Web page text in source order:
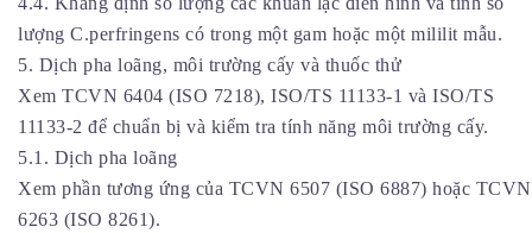
lượng C.perfringens có trong một gam hoặc một mililit mẫu.
5. Dịch pha loãng, môi trường cấy và thuốc thử
Xem TCVN 6404 (ISO 7218), ISO/TS 11133-1 và ISO/TS
11133-2 để chuẩn bị và kiểm tra tính năng môi trường cấy.
5.1. Dịch pha loãng
Xem phần tương ứng của TCVN 6507 (ISO 6887) hoặc TCVN
6263 (ISO 8261).